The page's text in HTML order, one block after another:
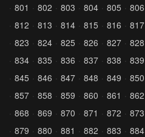
801
802 803 804 805 806
812
813 814 815 816 817
823
824 825 826 827 828
834
835 836 837 838 839
845
846 847 848 849 850
857
858 859 860 861 862
868
869 870 871 872 873
879
880 881 882 883 884